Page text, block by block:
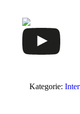
Kategorie: